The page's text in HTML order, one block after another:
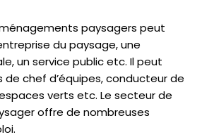
paysagers peut
du paysage, une
un service public etc. Il peut
chef d’équipes, conducteur de
verts etc. Le secteur de
offre de nombreuses